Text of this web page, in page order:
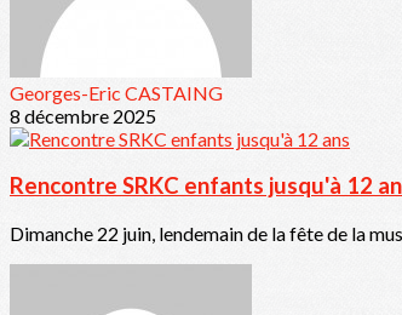
Georges-Eric CASTAING
8 décembre 2025
Rencontre SRKC enfants jusqu'à 12
Dimanche 22 juin, lendemain de la fête de la